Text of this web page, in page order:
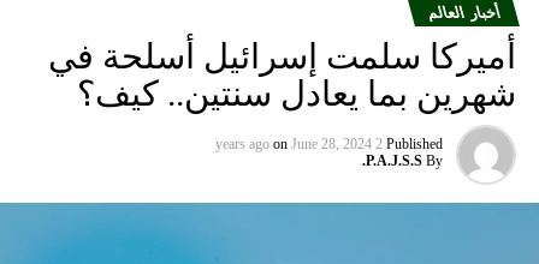
أخبار العالم
أميركا سلمت إسرائيل أسلحة في
شهرين بما يعادل سنتين.. كيف؟
Published
2 years ago
on June 28, 2024
By
P.A.J.S.S.